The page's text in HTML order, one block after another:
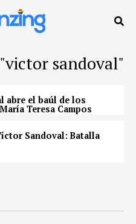
sandoval"
abre el baúl de los
Teresa Campos
Sandoval: Batalla